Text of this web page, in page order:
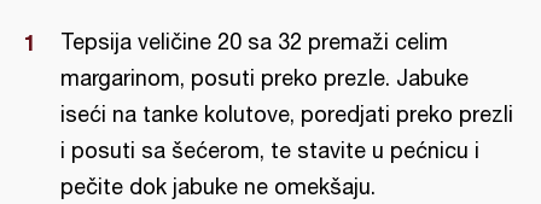
Tepsija veličine 20 sa 32 premaži celim
margarinom, posuti preko prezle. Jabuke
iseći na tanke kolutove, poredjati preko prezli
i posuti sa šećerom, te stavite u pećnicu i
pečite dok jabuke ne omekšaju.